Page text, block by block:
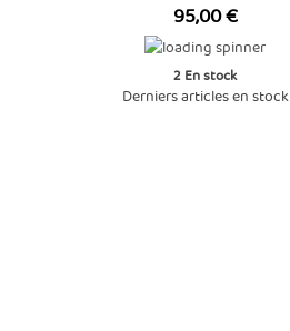
Prix
95,00 €
2 En stock
Derniers articles en stock